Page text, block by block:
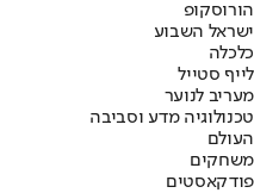
הורוסקופ
ישראל השבוע
כלכלה
לייף סטייל
מעריב לנוער
טכנולוגיה מדע וסביבה
העולם
משחקים
פודקאסטים